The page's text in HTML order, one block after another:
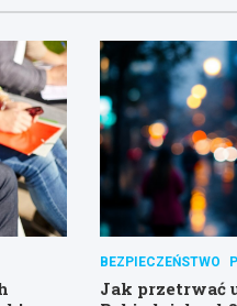
BEZPIECZEŃSTWO
Jak przetrwać